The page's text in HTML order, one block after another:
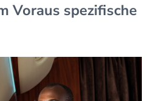
Voraus spezifische